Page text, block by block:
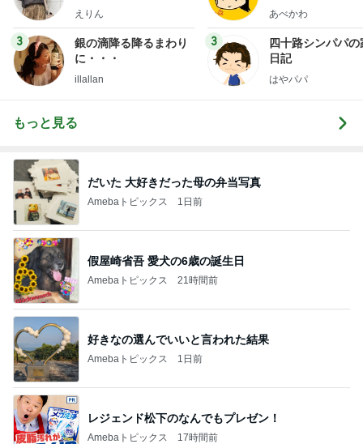
ファッションブログ
えりん
3
銀の滴降る降るまわり
に・・・
illallan
あべかわ
3
四十路シンパパの
日記
はやパパ
もっと見る
だいた 大好きだった母の弁当写真
Amebaトピックス 1日前
假屋崎省吾 愛犬の6歳の誕生日
Amebaトピックス 21時間前
好きなの選んでいいと言われた結果
Amebaトピックス 1日前
レジェンド松下のなんでもプレゼン！
Amebaトピックス 17時間前